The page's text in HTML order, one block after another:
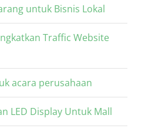
untuk Bisnis Lokal
Traffic Website
acara perusahaan
LED Display Untuk Mall